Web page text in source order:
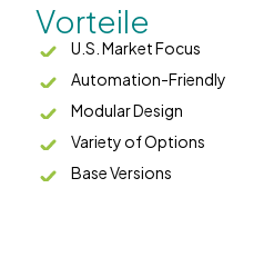
Vorteile
U.S. Market Focus
Automation-Friendly
Modular Design
Variety of Options
Base Versions